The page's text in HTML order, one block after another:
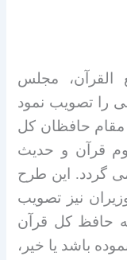
مجلس
درسال ۱۳۷۵ طرحی را تصویب نمود
مقام حافظان کل
قرآن و حدیث
گردد. این طرح
هیئت وزیران نیز تصویب
حافظ کل قرآن
باشد یا خیر،